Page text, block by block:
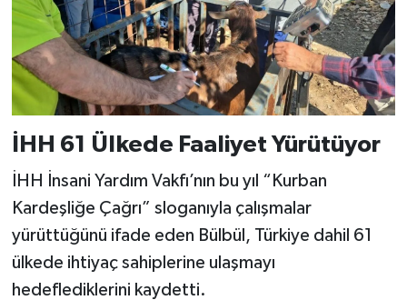
İHH 61 Ülkede Faaliyet Yürütüyor
İHH İnsani Yardım Vakfı’nın bu yıl “Kurban
Kardeşliğe Çağrı” sloganıyla çalışmalar
yürüttüğünü ifade eden Bülbül, Türkiye dahil 61
ülkede ihtiyaç sahiplerine ulaşmayı
hedeflediklerini kaydetti.
TANITIM
HABERDE İNSAN